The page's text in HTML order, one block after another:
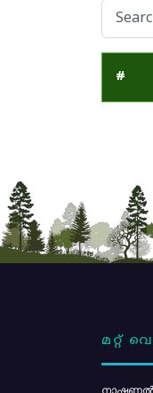
#
മറ്റ്
നാഷണൽ